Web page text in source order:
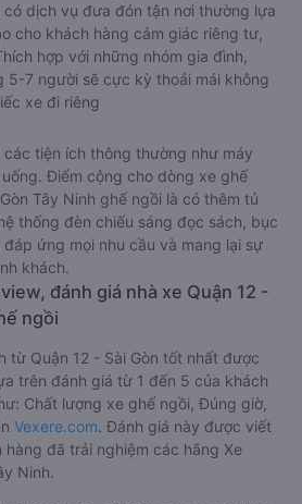
dịch vụ đưa đón tận nơi thường lựa
cho khách hàng cảm giác riêng tư,
hợp với những nhóm gia đình,
5-7 người sẽ cực kỳ thoải mái không
xe đi riêng
tiện ích thông thường như máy
Điểm cộng cho dòng xe ghế
Tây Ninh ghế ngồi là có thêm tủ
thống đèn chiếu sáng đọc sách, bục
ứng mọi nhu cầu và mang lại sự
khách.
đánh giá nhà xe Quận 12 -
ngồi
từ Quận 12 - Sài Gòn tốt nhất được
trên đánh giá từ 1 đến 5 của khách
Chất lượng xe ghế ngồi, Đúng giờ,
Vexere.com. Đánh giá này được viết
đã trải nghiệm các hãng Xe
Ninh.